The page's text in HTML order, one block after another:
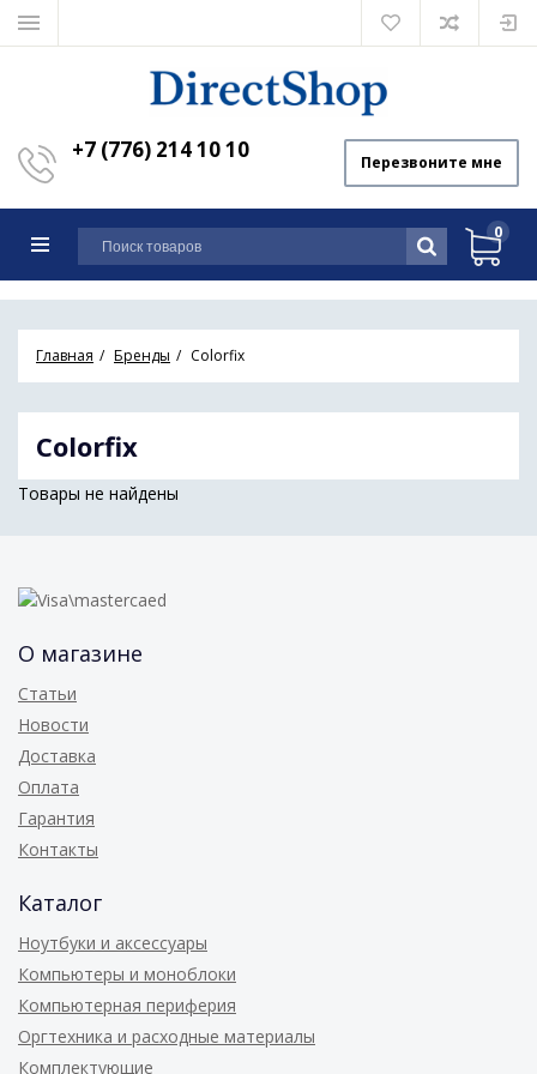
+7 (776) 214 10 10 Перезвоните мне
0
Главная Бренды Colorfix
Colorfix
Товары не найдены
О магазине
Статьи
Новости
Доставка
Оплата
Гарантия
Контакты
Каталог
Ноутбуки и аксессуары
Компьютеры и моноблоки
Компьютерная периферия
Оргтехника и расходные материалы
Комплектующие